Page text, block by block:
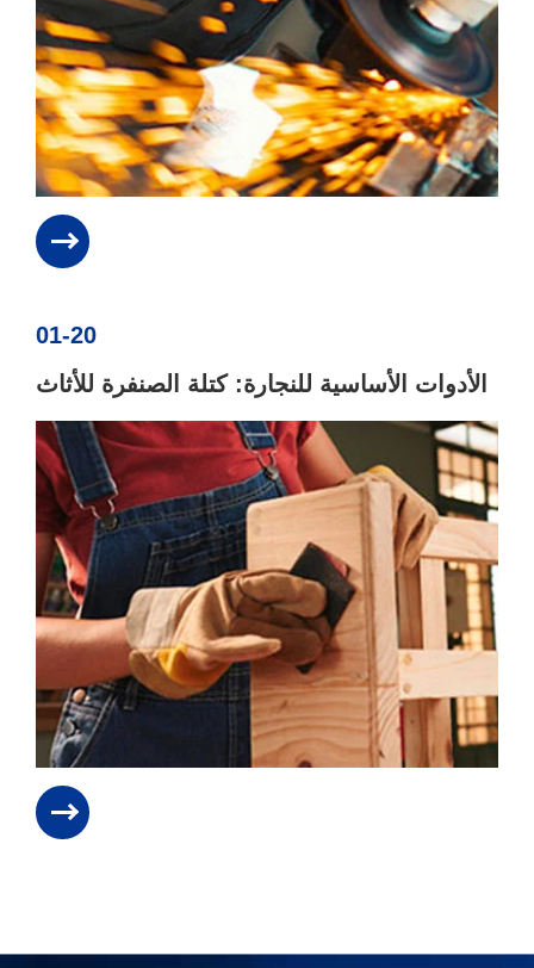
01-20
الأدوات الأساسية للنجارة: كتلة الصنفرة للأثاث